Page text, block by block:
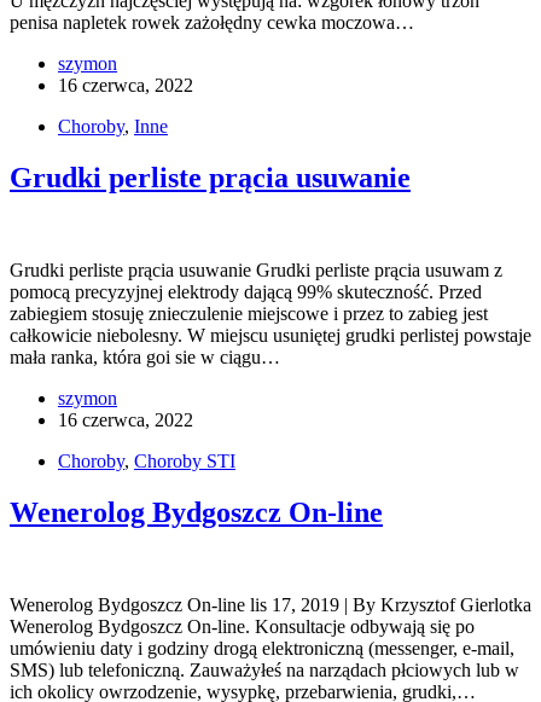
penisa napletek rowek zażołędny cewka moczowa…
szymon
16 czerwca, 2022
Choroby, Inne
Grudki perliste prącia usuwanie
Grudki perliste prącia usuwanie Grudki perliste prącia usuwam z
pomocą precyzyjnej elektrody dającą 99% skuteczność. Przed
zabiegiem stosuję znieczulenie miejscowe i przez to zabieg jest
całkowicie niebolesny. W miejscu usuniętej grudki perlistej powstaje
mała ranka, która goi sie w ciągu…
szymon
16 czerwca, 2022
Choroby, Choroby STI
Wenerolog Bydgoszcz On-line
Wenerolog Bydgoszcz On-line lis 17, 2019 | By Krzysztof Gierlotka
Wenerolog Bydgoszcz On-line. Konsultacje odbywają się po
umówieniu daty i godziny drogą elektroniczną (messenger, e-mail,
SMS) lub telefoniczną. Zauważyłeś na narządach płciowych lub w
ich okolicy owrzodzenie, wysypkę, przebarwienia, grudki,…